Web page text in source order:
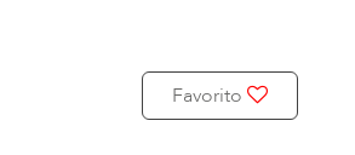
Favorito